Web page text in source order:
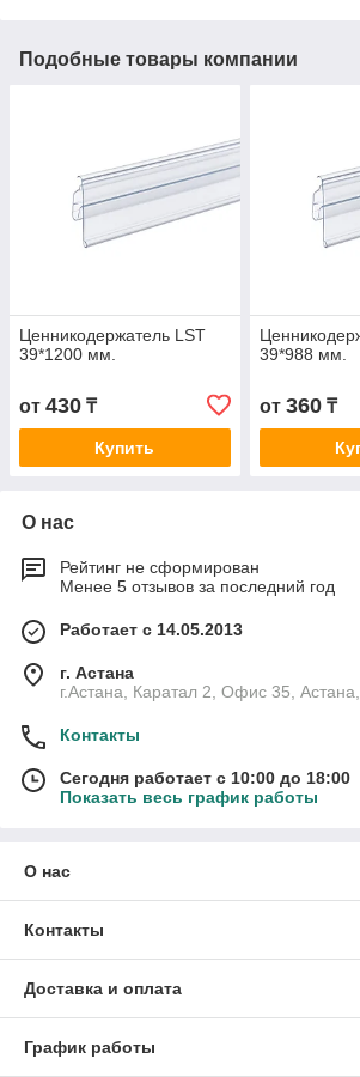
Подобные товары компании
Ценникодержатель LST
39*1200 мм.
от 430 ₸
Купить
39*988 мм.
от 360₸
О нас
Рейтинг не сформирован
Менее 5 отзывов за последний год
Работает с 14.05.2013
г. Астана
г.Астана, Каратал 2, Офис 35,
Контакты
Сегодня работает с 10:00 до 18:00
Показать весь график работы
О нас
Контакты
Доставка и оплата
График работы